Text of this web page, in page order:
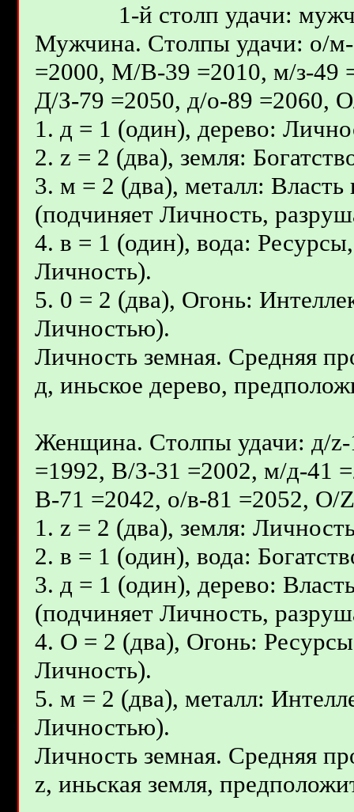
1-й столп удачи:
Мужчина. Столпы удачи: о/м-
=2000, М/В-39 =2010, м/з-49
Д/З-79 =2050, д/о-89 =2060,
1. д = 1 (один), дерево:
2. z = 2 (два), земля:
3. м = 2 (два), металл:
(подчиняет Личность,
4. в = 1 (один), вода:
Личность).
5. 0 = 2 (два), Огонь:
Личностью).
Личность земная. Средняя
д, иньcкое дерево,
Женщина. Столпы удачи: д/
=1992, В/З-31 =2002, м/д-41
В-71 =2042, о/в-81 =2052, О/
1. z = 2 (два), земля:
2. в = 1 (один), вода:
3. д = 1 (один), дерево:
(подчиняет Личность,
4. О = 2 (два), Огонь:
Личность).
5. м = 2 (два), металл:
Личностью).
Личность земная. Средняя
z, иньcкая земля,